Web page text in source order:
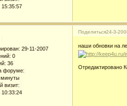
15:35:57
Поделиться24-3-
: 29-11-2007
0
36
форуме:
минуты
визит:
10:33:24
наши обновки на
Отредактировано